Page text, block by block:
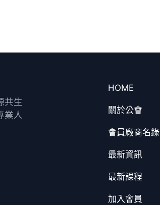
共生
業人
HOME
關於公會
會員廠商名錄
最新資訊
最新課程
加入會員